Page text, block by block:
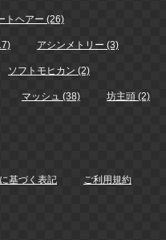
トヘアー (26)
アシンメトリー (3)
ソフトモヒカン (2)
マッシュ (38) 坊主頭 (2)
基づく表記 ご利用規約